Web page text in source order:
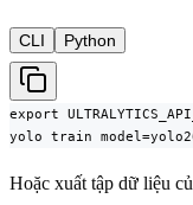
CLI Python
export
yolo train
Hoặc xuất tập dữ liệu